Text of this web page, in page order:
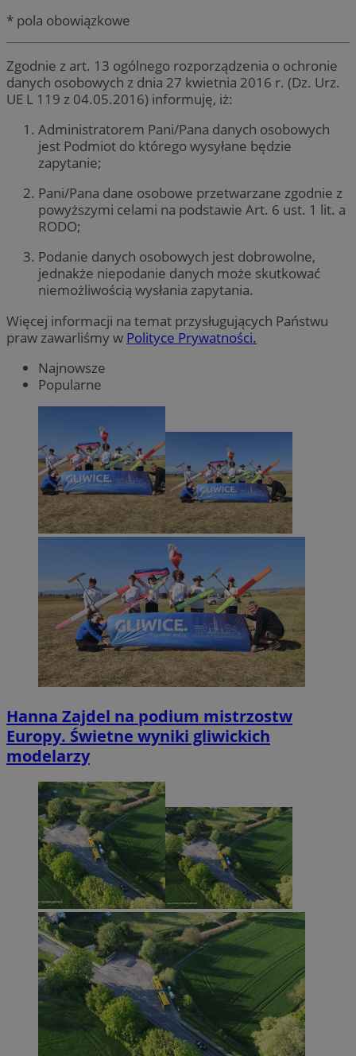
* pola obowiązkowe
Zgodnie z art. 13 ogólnego rozporządzenia o ochronie
danych osobowych z dnia 27 kwietnia 2016 r. (Dz. Urz.
UE L 119 z 04.05.2016) informuję, iż:
Administratorem Pani/Pana danych osobowych
jest Podmiot do którego wysyłane będzie
zapytanie;
Pani/Pana dane osobowe przetwarzane zgodnie z
powyższymi celami na podstawie Art. 6 ust. 1 lit. a
RODO;
Podanie danych osobowych jest dobrowolne,
jednakże niepodanie danych może skutkować
niemożliwością wysłania zapytania.
Więcej informacji na temat przysługujących Państwu
praw zawarliśmy w Polityce Prywatności.
Najnowsze
Popularne
Hanna Zajdel na podium mistrzostw
Europy. Świetne wyniki gliwickich
modelarzy